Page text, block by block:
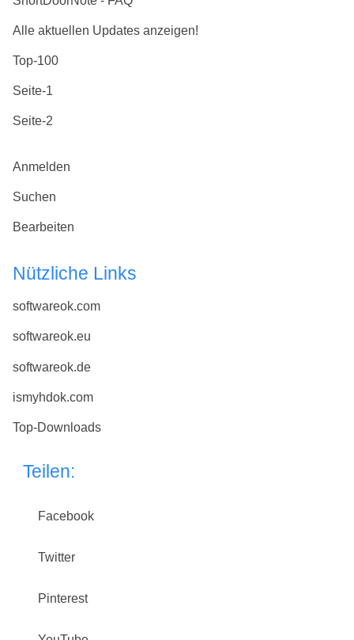
Alle aktuellen Updates anzeigen!
Top-100
Seite-1
Seite-2
Anmelden
Suchen
Bearbeiten
Nützliche Links
softwareok.com
softwareok.eu
softwareok.de
ismyhdok.com
Top-Downloads
Teilen:
Facebook
Twitter
Pinterest